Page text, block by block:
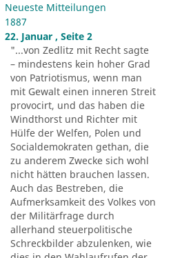
Neueste Mitteilungen
1887
22. Januar , Seite 2
"...von Zedlitz mit Recht sagte
– mindestens kein hoher Grad
von Patriotismus, wenn man
mit Gewalt einen inneren Streit
provocirt, und das haben die
Windthorst und Richter mit
Hülfe der Welfen, Polen und
Socialdemokraten gethan, die
zu anderem Zwecke sich wohl
nicht hätten brauchen lassen.
Auch das Bestreben, die
Aufmerksamkeit des Volkes von
der Militärfrage durch
allerhand steuerpolitische
Schreckbilder abzulenken, wie